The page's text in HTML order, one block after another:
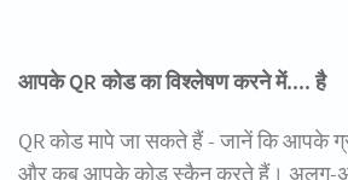
आपके QR कोड का विश्लेषण करने में.... है
QR कोड मापे जा सकते हैं - जानें कि आपके
और कब आपके कोड स्कैन करते हैं। अलग-अलग